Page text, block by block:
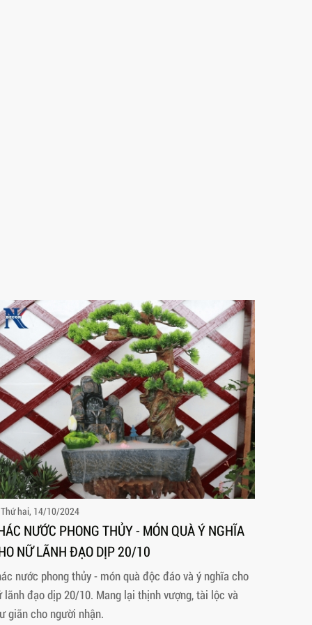
Thứ hai, 14/10/2024
NƯỚC PHONG THỦY - MÓN QUÀ Ý NGHĨA
NỮ LÃNH ĐẠO DỊP 20/10
nước phong thủy - món quà độc đáo và ý nghĩa cho
lãnh đạo dịp 20/10. Mang lại thịnh vượng, tài lộc và
giãn cho người nhận.